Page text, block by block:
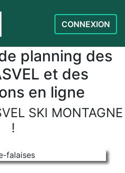
CONNEXION
planning des
et des
en ligne
SKI MONTAGNE
!